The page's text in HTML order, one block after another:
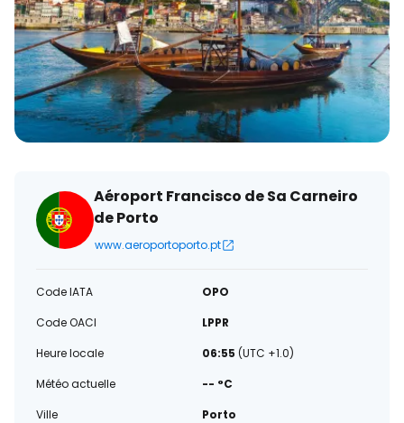
Aéroport Francisco de Sa Carneiro
de Porto
www.aeroportoporto.pt
Code IATA
OPO
Code OACI
LPPR
Heure locale
06:55 (UTC +1.0)
Météo actuelle
-- °C
Ville
Porto